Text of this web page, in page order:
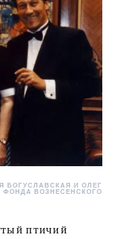
БОГУСЛАВСКАЯ И ОЛЕГ
ФОНДА ВОЗНЕСЕНСКОГО
птичий